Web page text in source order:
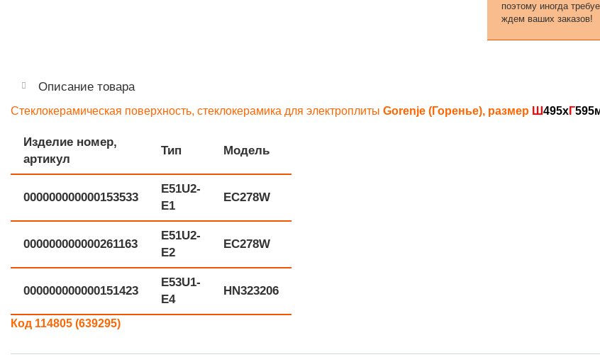
поэтому иногда
ждем ваших заказов!
Описание товара
Стеклокерамическая поверхность, стеклокерамика для электроплиты Gorenje (Горенье), размер Ш495хГ
Изделие номер,
артикул
Тип Модель
000000000000153533
E51U2-
E1
EC278W
000000000000261163
E51U2-
E2
EC278W
000000000000151423
E53U1-
E4
HN323206
Код 114805 (639295)